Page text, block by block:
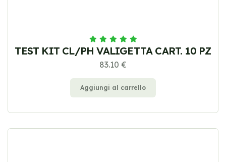
TEST KIT CL/PH VALIGETTA CART. 10 PZ
83.10 €
Aggiungi al carrello